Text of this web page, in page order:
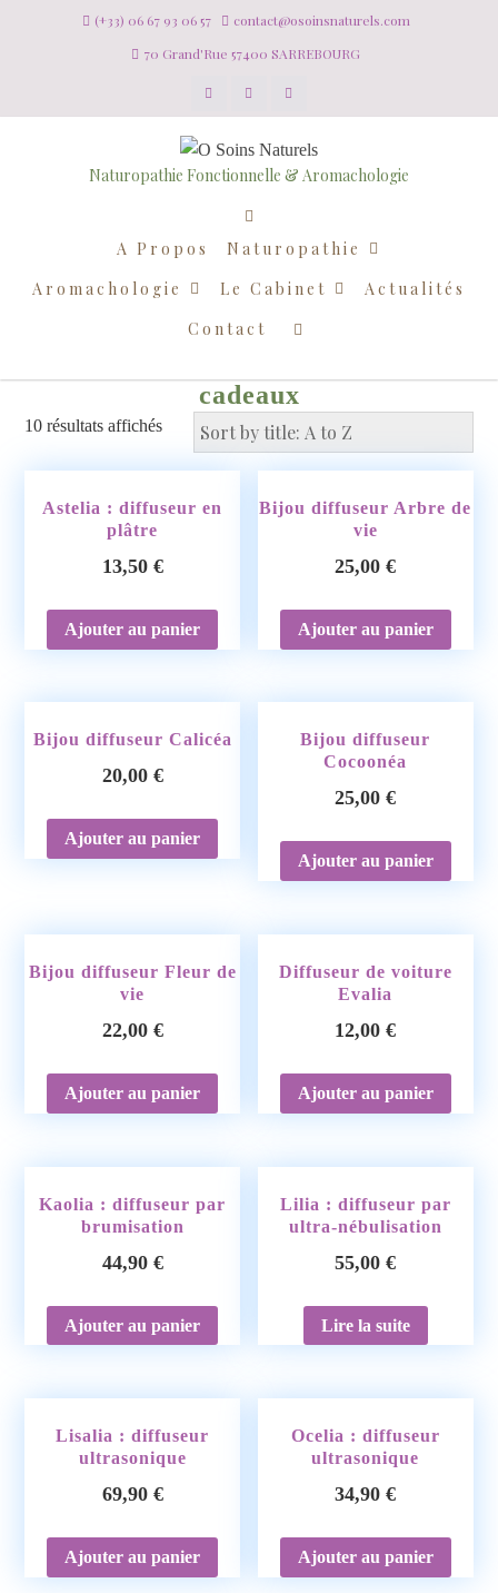
(+33) 06 67 93 06 57
contact@osoinsnaturels.com
70 Grand'Rue 57400 SARREBOURG
Naturopathie Fonctionnelle & Aromachologie
A Propos
Naturopathie
Aromachologie
Le Cabinet
Actualités
Contact
cadeaux
10 résultats affichés
Astelia : diffuseur en
plâtre
13,50 €
Ajouter au panier
Bijou diffuseur Arbre de
vie
25,00€
Ajouter au panier
Bijou diffuseur Calicéa
20,00 €
Ajouter au panier
Bijou diffuseur
Cocoonéa
25,00€
Ajouter au panier
Bijou diffuseur Fleur de
vie
22,00 €
Ajouter au panier
Diffuseur de voiture
Evalia
12,00€
Ajouter au panier
Kaolia : diffuseur par
brumisation
44,90 €
Ajouter au panier
Lilia : diffuseur par
ultra-nébulisation
55,00€
Lire la suite
Lisalia : diffuseur
ultrasonique
69,90 €
Ajouter au panier
Ocelia : diffuseur
ultrasonique
34,90€
Ajouter au panier